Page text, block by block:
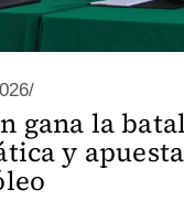
gana la
y